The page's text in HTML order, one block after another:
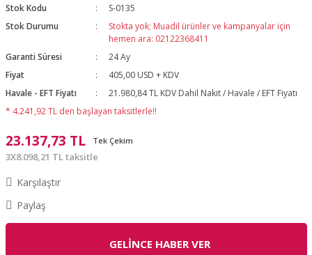
Stok Kodu
S-0135
Stok Durumu
Stokta yok; Muadil ürünler ve kampanyalar için
hemen ara: 02122368411
Garanti Süresi
24 Ay
Fiyat
405,00 USD + KDV
Havale - EFT Fiyatı
21.980,84 TL KDV Dahil Nakit / Havale / EFT Fiyatı
* 4.241,92 TL den başlayan taksitlerle!!
23.137,73 TL Tek Çekim
3X8.098,21 TL taksitle
Karşılaştır
Paylaş
GELİNCE HABER VER